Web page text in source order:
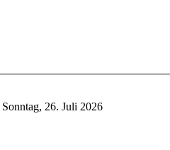
Sonntag, 26. Juli 2026